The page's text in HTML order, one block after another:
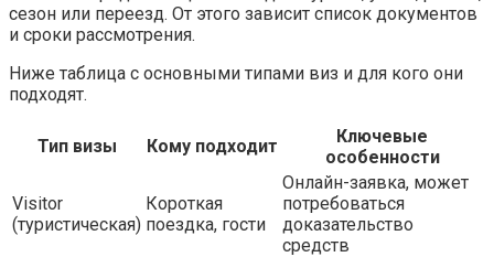
сезон или переезд. От этого зависит список документов
и сроки рассмотрения.
Ниже таблица с основными типами виз и для кого они
подходят.
Тип визы Кому подходит
Ключевые
особенности
Visitor
(туристическая)
Короткая
поездка, гости
Онлайн-заявка, может
потребоваться
доказательство
средств